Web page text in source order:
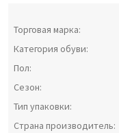
Торговая марка:
Категория обуви:
Пол:
Сезон:
Тип упаковки:
Страна производитель: